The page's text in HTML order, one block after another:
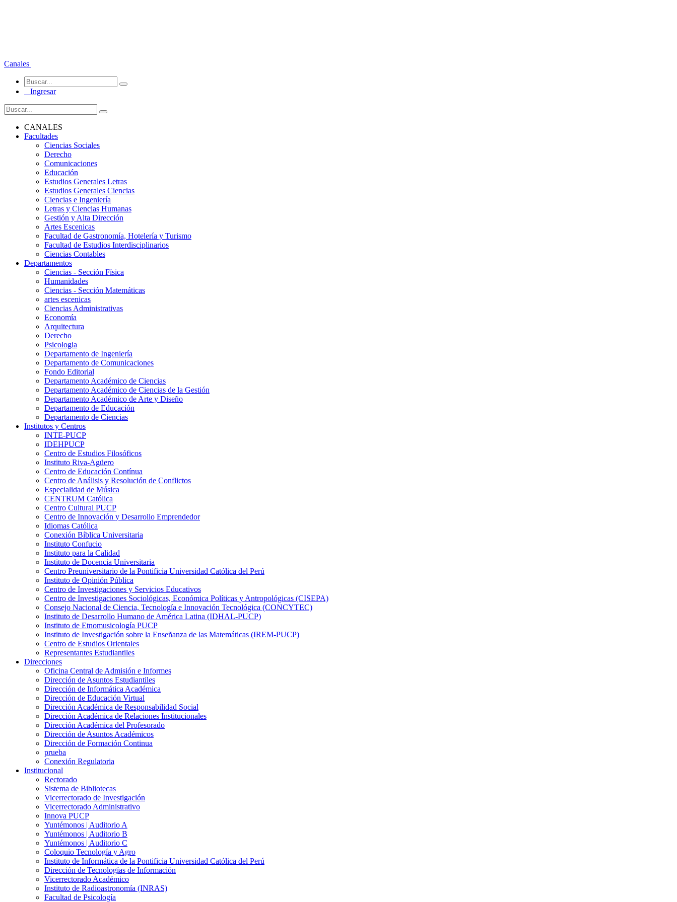
Canales
Ingresar
CANALES
Facultades
Ciencias Sociales
Derecho
Comunicaciones
Educación
Estudios Generales Letras
Estudios Generales Ciencias
Ciencias e Ingeniería
Letras y Ciencias Humanas
Gestión y Alta Dirección
Artes Escenicas
Facultad de Gastronomía, Hotelería y Turismo
Facultad de Estudios Interdisciplinarios
Ciencias Contables
Departamentos
Ciencias - Sección Física
Humanidades
Ciencias - Sección Matemáticas
artes escenicas
Ciencias Administrativas
Economía
Arquitectura
Derecho
Psicologia
Departamento de Ingeniería
Departamento de Comunicaciones
Fondo Editorial
Departamento Académico de Ciencias
Departamento Académico de Ciencias de la Gestión
Departamento Académico de Arte y Diseño
Departamento de Educación
Departamento de Ciencias
Institutos y Centros
INTE-PUCP
IDEHPUCP
Centro de Estudios Filosóficos
Instituto Riva-Agüero
Centro de Educación Contínua
Centro de Análisis y Resolución de Conflictos
Especialidad de Música
CENTRUM Católica
Centro Cultural PUCP
Centro de Innovación y Desarrollo Emprendedor
Idiomas Católica
Conexión Bíblica Universitaria
Instituto Confucio
Instituto para la Calidad
Instituto de Docencia Universitaria
Centro Preuniversitario de la Pontificia Universidad Católica del Perú
Instituto de Opinión Pública
Centro de Investigaciones y Servicios Educativos
Centro de Investigaciones Sociológicas, Económica Políticas y Antropológicas (CISEPA)
Consejo Nacional de Ciencia, Tecnología e Innovación Tecnológica (CONCYTEC)
Instituto de Desarrollo Humano de América Latina (IDHAL-PUCP)
Instituto de Etnomusicología PUCP
Instituto de Investigación sobre la Enseñanza de las Matemáticas (IREM-PUCP)
Centro de Estudios Orientales
Representantes Estudiantiles
Direcciones
Oficina Central de Admisión e Informes
Dirección de Asuntos Estudiantiles
Dirección de Informática Académica
Dirección de Educación Virtual
Dirección Académica de Responsabilidad Social
Dirección Académica de Relaciones Institucionales
Dirección Académica del Profesorado
Dirección de Asuntos Académicos
Dirección de Formación Continua
prueba
Conexión Regulatoria
Institucional
Rectorado
Sistema de Bibliotecas
Vicerrectorado de Investigación
Vicerrectorado Administrativo
Innova PUCP
Yuntémonos | Auditorio A
Yuntémonos | Auditorio B
Yuntémonos | Auditorio C
Coloquio Tecnología y Agro
Instituto de Informática de la Pontificia Universidad Católica del Perú
Dirección de Tecnologías de Información
Vicerrectorado Académico
Instituto de Radioastronomía (INRAS)
Facultad de Psicología